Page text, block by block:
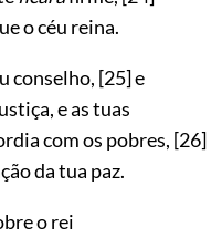
o céu reina.
conselho, [25]e
e as tuas
com os pobres, [26]
da tua paz.
o rei